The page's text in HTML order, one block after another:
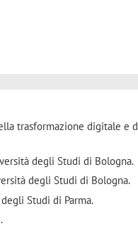
trasformazione digitale e
degli Studi di Bologna.
degli Studi di Bologna.
Studi di Parma.